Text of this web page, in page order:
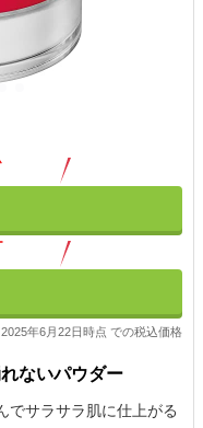
年6月22日時点 での税込価格
ないパウダー
サラサラ肌に仕上がる